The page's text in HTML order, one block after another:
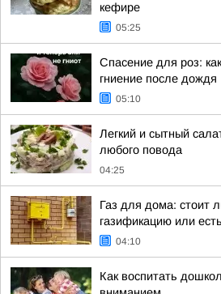
кефире
05:25
Спасение для роз:
гниение после дождя
05:10
Легкий и сытный
любого повода
04:25
Газ для дома: стоит
газификацию или
04:10
Как воспитать